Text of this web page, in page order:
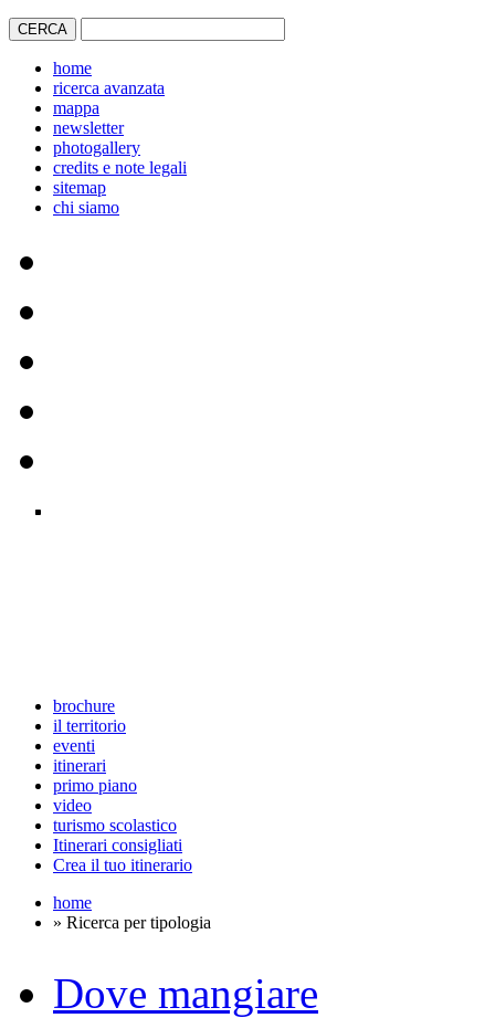
home
ricerca avanzata
mappa
newsletter
photogallery
credits e note legali
sitemap
chi siamo
brochure
il territorio
eventi
itinerari
primo piano
video
turismo scolastico
Itinerari consigliati
Crea il tuo itinerario
home
» Ricerca per tipologia
Dove mangiare